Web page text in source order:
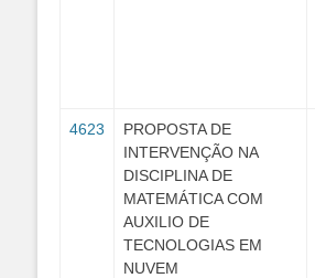
4623
PROPOSTA DE
INTERVENÇÃO NA
DISCIPLINA DE
MATEMÁTICA COM
AUXILIO DE
TECNOLOGIAS EM
NUVEM